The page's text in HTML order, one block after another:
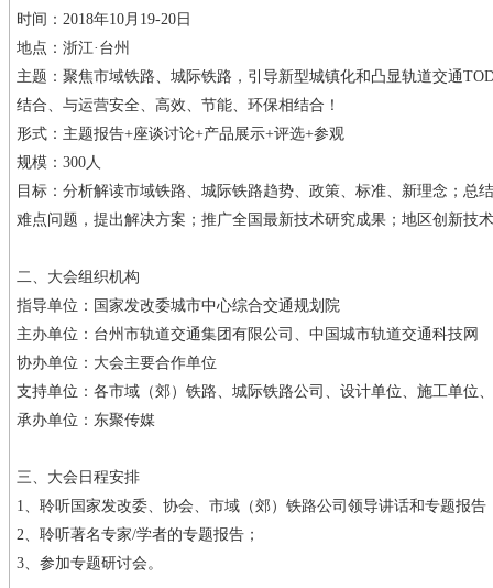
时间：2018年10月19-20日
地点：浙江·台州
主题：聚焦市域铁路、城际铁路，引导新型城镇化和凸显轨道交通
结合、与运营安全、高效、节能、环保相结合！
形式：主题报告+座谈讨论+产品展示+评选+参观
规模：300人
目标：分析解读市域铁路、城际铁路趋势、政策、标准、新理念；总
难点问题，提出解决方案；推广全国最新技术研究成果；地区创新技
二、大会组织机构
指导单位：国家发改委城市中心综合交通规划院
主办单位：台州市轨道交通集团有限公司、中国城市轨道交通科技网
协办单位：大会主要合作单位
支持单位：各市域（郊）铁路、城际铁路公司、设计单位、施工单位
承办单位：东聚传媒
三、大会日程安排
1、聆听国家发改委、协会、市域（郊）铁路公司领导讲话和专题报告
2、聆听著名专家/学者的专题报告；
3、参加专题研讨会。